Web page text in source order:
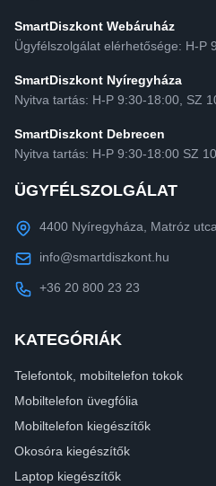
SmartDiszkont Webáruház
Ügyfélszolgálat elérhetősége: H-P
SmartDiszkont Nyíregyháza
Nyitva tartás: H-P 9:30-18:00, SZ
SmartDiszkont Debrecen
Nyitva tartás: H-P 9:30-18:00 SZ
ÜGYFÉLSZOLGÁLAT
4400 Nyíregyháza, Matróz
info@smartdiszkont.hu
+36 20 800 23 23
KATEGÓRIÁK
Telefontok, mobiltelefon tokok
Mobiltelefon üvegfólia
Mobiltelefon kiegészítők
Okosóra kiegészítők
Laptop kiegészítők